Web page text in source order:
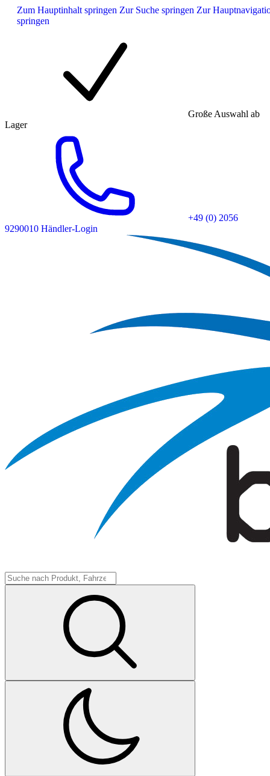
Zum Hauptinhalt springen Zur Suche springen Zur
springen
Große Auswahl ab
Lager
+49 (0) 2056
9290010 Händler-Login